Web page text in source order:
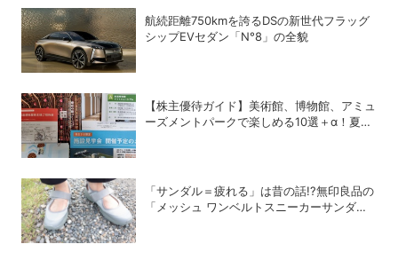
航続距離750kmを誇るDSの新世代フラッグ
シップEVセダン「N°8」の全貌
【株主優待ガイド】美術館、博物館、アミュ
ーズメントパークで楽しめる10選＋α！夏休
「サンダル＝疲れる」は昔の話!?無印良品の
「メッシュ ワンベルトスニーカーサンダ